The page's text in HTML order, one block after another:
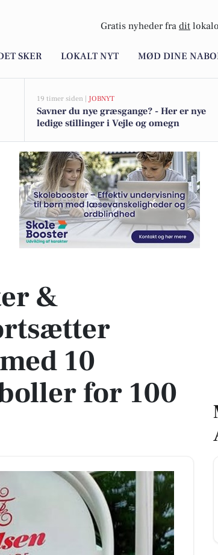
Gratis nyheder fra dit
SKER LOKALT NYT MØD DINE
19 timer siden | JOBNYT
Savner du nye græsgange? - Her er nye
ledige stillinger i Vejle og omegn
med 10 Frellsen flødeboller for 100 kr.
&
10
for 100